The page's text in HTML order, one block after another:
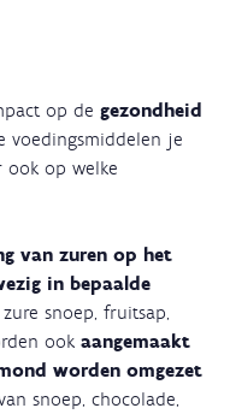
op de gezondheid
voedingsmiddelen je
ook op welke
van zuren op het
in bepaalde
snoep, fruitsap,
ook aangemaakt
worden omgezet
snoep, chocolade,